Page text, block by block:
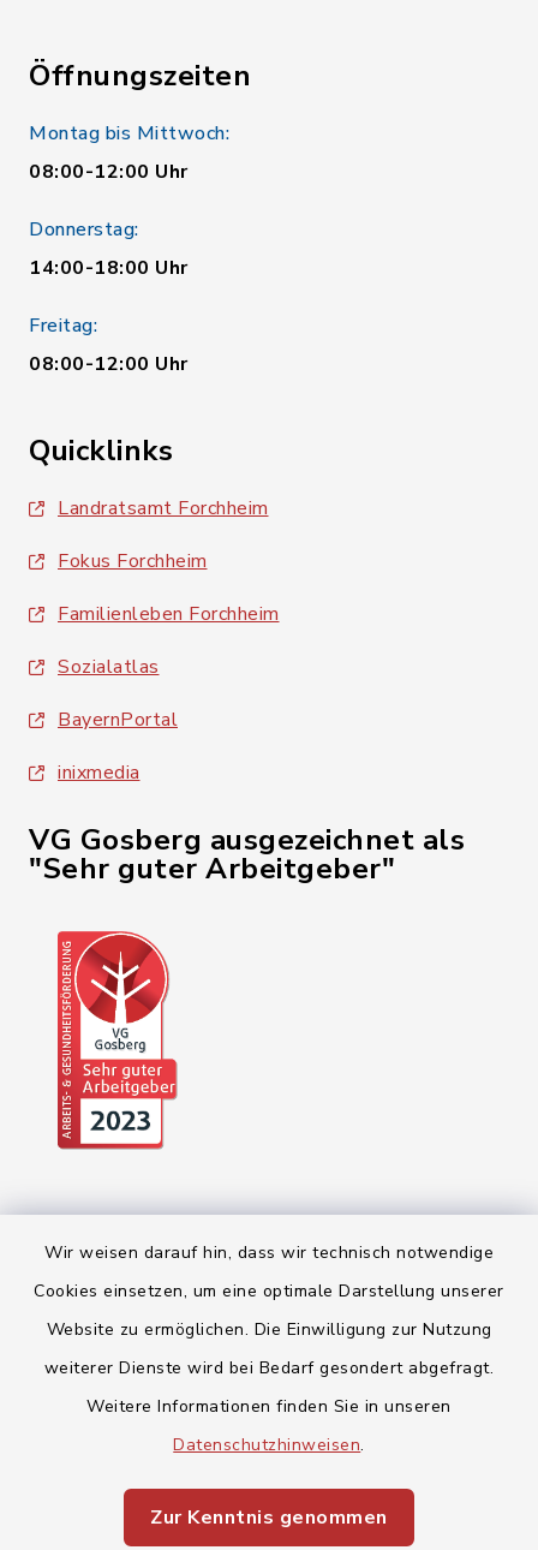
Wir weisen darauf hin, dass wir technisch notwendige
Cookies einsetzen, um eine optimale Darstellung unserer
Website zu ermöglichen. Die Einwilligung zur Nutzung
weiterer Dienste wird bei Bedarf gesondert abgefragt.
Weitere Informationen finden Sie in unseren
Datenschutzhinweisen.
Zur Kenntnis genommen
Öffnungszeiten
Montag bis Mittwoch:
08:00-12:00 Uhr
Donnerstag:
14:00-18:00 Uhr
Freitag:
08:00-12:00 Uhr
Quicklinks
Landratsamt Forchheim
Fokus Forchheim
Familienleben Forchheim
Sozialatlas
BayernPortal
inixmedia
VG Gosberg ausgezeichnet als
"Sehr guter Arbeitgeber"
Barrierefreiheit